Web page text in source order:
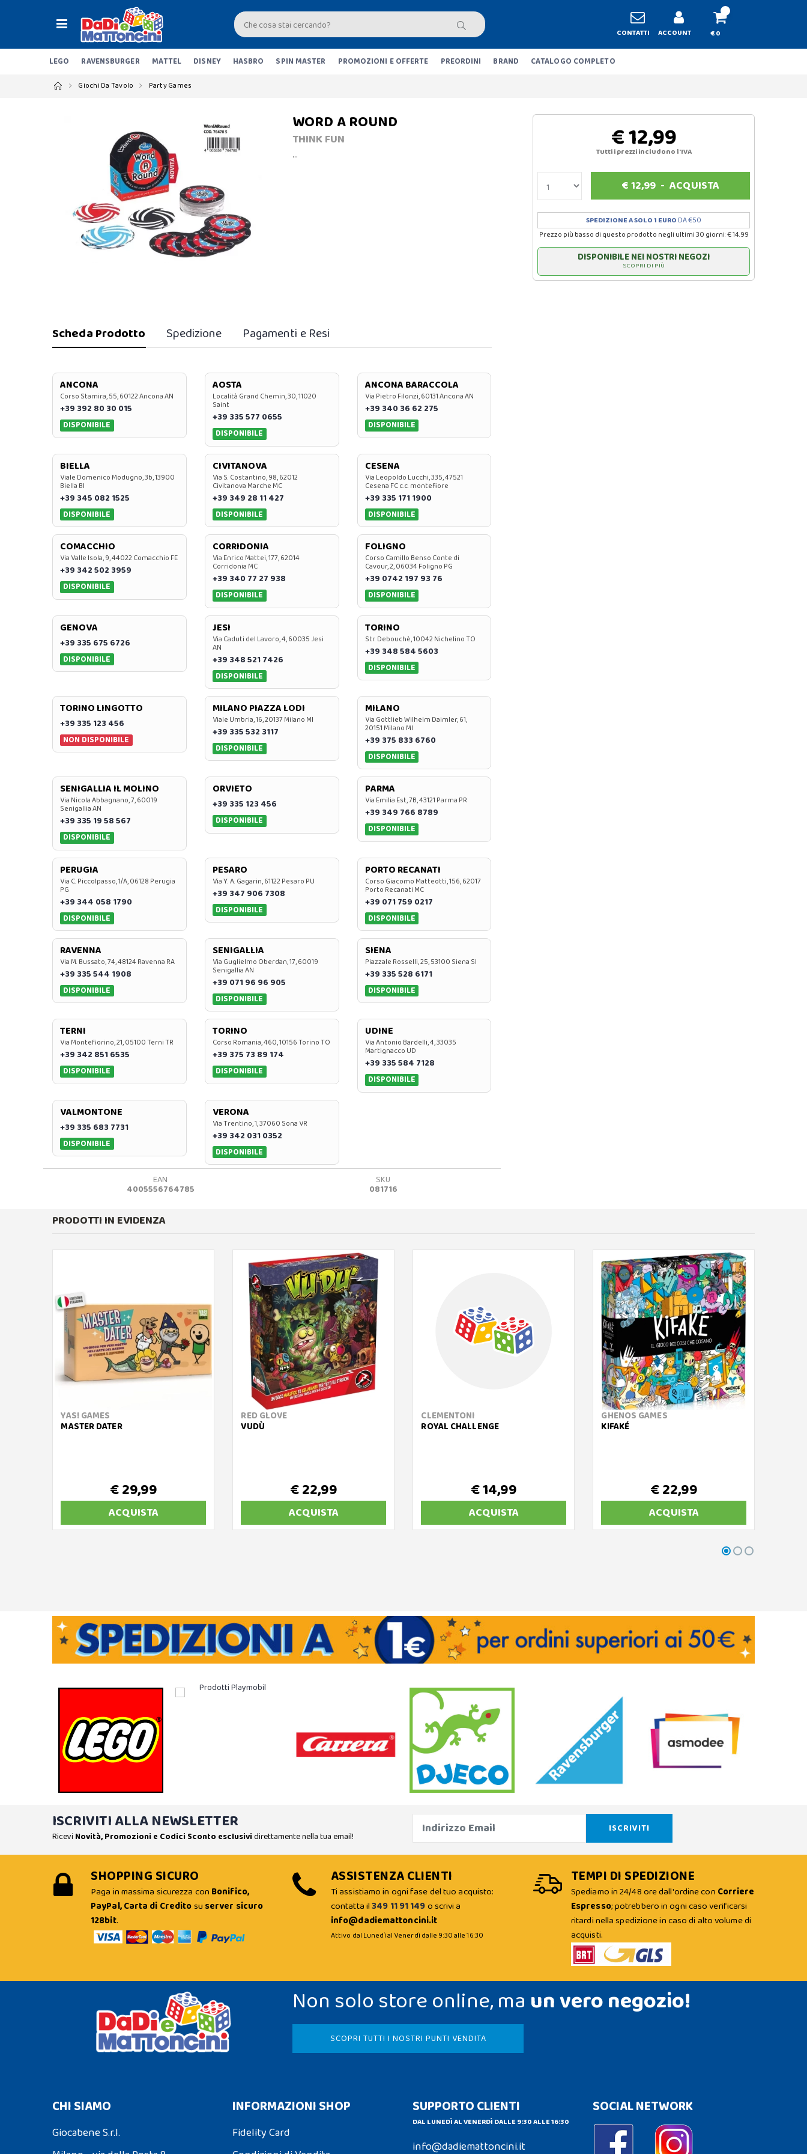
CONTATTI ACCOUNT € 0
LEGO RAVENSBURGER MATTEL DISNEY HASBRO SPIN MASTER PROMOZIONI E OFFERTE PREORDINI BRAND CATALOGO COMPLETO
Giochi Da Tavolo Party Games
WORD A ROUND
THINK FUN
… € 12,99
Tutti i prezzi includono l'IVA
€12,99- ACQUISTA
SPEDIZIONE A SOLO 1 EURO DA €50
Prezzo più basso di questo prodotto negli ultimi 30 giorni: € 14.99
DISPONIBILE NEI NOSTRI NEGOZI
SCOPRI DI PIÙ
Scheda Prodotto Spedizione Pagamenti e Resi
ANCONA
Corso Stamira, 55, 60122 Ancona AN
+39 392 80 30 015
DISPONIBILE
AOSTA
Località Grand Chemin, 30, 11020
Saint
+39 335 577 0655
DISPONIBILE
ANCONA BARACCOLA
Via Pietro Filonzi, 60131 Ancona AN
+39 340 36 62 275
DISPONIBILE
BIELLA
Viale Domenico Modugno, 3b, 13900
Biella BI
+39 345 082 1525
DISPONIBILE
CIVITANOVA
Via S. Costantino, 98, 62012
Civitanova Marche MC
+39 349 28 11 427
DISPONIBILE
CESENA
Via Leopoldo Lucchi, 335, 47521
Cesena FC c.c. montefiore
+39 335 171 1900
DISPONIBILE
COMACCHIO
Via Valle Isola, 9, 44022 Comacchio FE
+39 342 502 3959
DISPONIBILE
CORRIDONIA
Via Enrico Mattei, 177, 62014
Corridonia MC
+39 340 77 27 938
DISPONIBILE
FOLIGNO
Corso Camillo Benso Conte di
Cavour, 2, 06034 Foligno PG
+39 0742 197 93 76
DISPONIBILE
GENOVA
+39 335 675 6726
DISPONIBILE
JESI
Via Caduti del Lavoro, 4, 60035 Jesi
AN
+39 348 521 7426
DISPONIBILE
TORINO
Str. Debouchè, 10042 Nichelino TO
+39 348 584 5603
DISPONIBILE
TORINO LINGOTTO
+39 335 123 456
NON DISPONIBILE
MILANO PIAZZA LODI
Viale Umbria, 16, 20137 Milano MI
+39 335 532 3117
DISPONIBILE
MILANO
Via Gottlieb Wilhelm Daimler, 61,
20151 Milano MI
+39 375 833 6760
DISPONIBILE
SENIGALLIA IL MOLINO
Via Nicola Abbagnano, 7, 60019
Senigallia AN
+39 335 19 58 567
DISPONIBILE
ORVIETO
+39 335 123 456
DISPONIBILE
PARMA
Via Emilia Est, 7B, 43121 Parma PR
+39 349 766 8789
DISPONIBILE
PERUGIA
Via C. Piccolpasso, 1/A, 06128 Perugia
PG
+39 344 058 1790
DISPONIBILE
PESARO
Via Y. A. Gagarin, 61122 Pesaro PU
+39 347 906 7308
DISPONIBILE
PORTO RECANATI
Corso Giacomo Matteotti, 156, 62017
Porto Recanati MC
+39 071 759 0217
DISPONIBILE
RAVENNA
Via M. Bussato, 74, 48124 Ravenna RA
+39 335 544 1908
DISPONIBILE
SENIGALLIA
Via Guglielmo Oberdan, 17, 60019
Senigallia AN
+39 071 96 96 905
DISPONIBILE
SIENA
Piazzale Rosselli, 25, 53100 Siena SI
+39 335 528 6171
DISPONIBILE
TERNI
Via Montefiorino, 21, 05100 Terni TR
+39 342 851 6535
DISPONIBILE
TORINO
Corso Romania, 460, 10156 Torino TO
+39 375 73 89 174
DISPONIBILE
UDINE
Via Antonio Bardelli, 4, 33035
Martignacco UD
+39 335 584 7128
DISPONIBILE
VALMONTONE
+39 335 683 7731
DISPONIBILE
VERONA
Via Trentino, 1, 37060 Sona VR
+39 342 031 0352
DISPONIBILE
EAN
4005556764785
SKU
081716
PRODOTTI IN EVIDENZA
YAS! GAMES
MASTER DATER
€ 29,99
ACQUISTA
RED GLOVE
VUDÙ
€ 22,99
ACQUISTA
CLEMENTONI
ROYAL CHALLENGE
€ 14,99
ACQUISTA
GHENOS GAMES
KIFAKÉ
€ 22,99
ACQUISTA
ISCRIVITI ALLA NEWSLETTER
Ricevi Novità, Promozioni e Codici Sconto esclusividirettamente nella tua email!
SHOPPING SICURO
Paga in massima sicurezza con Bonifico,
PayPal, Carta di Creditosu server sicuro
128bit.
ASSISTENZA CLIENTI
Ti assistiamo in ogni fase del tuo acquisto:
contatta il349 11 91 149o scrivi a
info@dadiemattoncini.it
Attivo dal Lunedì al Venerdì dalle 9:30 alle 16:30
TEMPI DI SPEDIZIONE
Spediamo in 24/48 ore dall'ordine con Corriere
Espresso; potrebbero in ogni caso verificarsi
ritardi nella spedizione in caso di alto volume di
acquisti.
Non solo store online, ma un vero negozio!
SCOPRI TUTTI I NOSTRI PUNTI VENDITA
CHI SIAMO
Giocabene S.r.l.
INFORMAZIONI SHOP
Fidelity Card
SUPPORTO CLIENTI
DAL LUNEDÌ AL VENERDÌ DALLE 9:30 ALLE 16:30
info@dadiemattoncini.it
SOCIAL NETWORK